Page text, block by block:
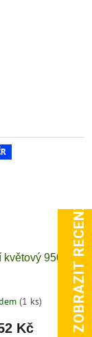
950g
(1 ks)
Kč ZOBRAZIT RECENZE